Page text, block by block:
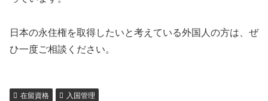
日本の永住権を取得したいと考えている外国人の方は、ぜ
ひ一度ご相談ください。
在留資格 入国管理